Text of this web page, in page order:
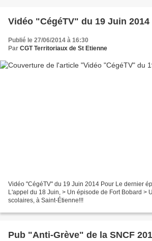
Vidéo "CégéTV" du 19 Juin 2014
Publié le 27/06/2014 à 16:30
Par CGT Territoriaux de St Etienne
Vidéo "CégéTV" du 19 Juin 2014 Pour Le dernier
L'appel du 18 Juin, > Un épisode de Fort Bobard >
scolaires, à Saint-Étienne!!!
Pub "Anti-Grève" de la SNCF